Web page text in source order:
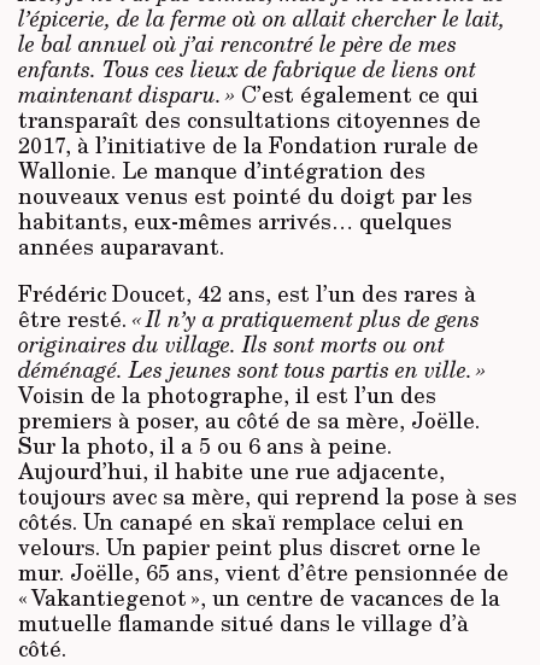
l’épicerie, de la ferme où on allait chercher le lait,
le bal annuel où j’ai rencontré le père de mes
enfants. Tous ces lieux de fabrique de liens ont
maintenant disparu. » C’est également ce qui
transparaît des consultations citoyennes de
2017, à l’initiative de la Fondation rurale de
Wallonie. Le manque d’intégration des
nouveaux venus est pointé du doigt par les
habitants, eux-mêmes arrivés… quelques
années auparavant.
Frédéric Doucet, 42 ans, est l’un des rares à
être resté. « Il n’y a pratiquement plus de gens
originaires du village. Ils sont morts ou ont
déménagé. Les jeunes sont tous partis en ville. »
Voisin de la photographe, il est l’un des
premiers à poser, au côté de sa mère, Joëlle.
Sur la photo, il a 5 ou 6 ans à peine.
Aujourd’hui, il habite une rue adjacente,
toujours avec sa mère, qui reprend la pose à ses
côtés. Un canapé en skaï remplace celui en
velours. Un papier peint plus discret orne le
mur. Joëlle, 65 ans, vient d’être pensionnée de
« Vakantiegenot », un centre de vacances de la
mutuelle flamande situé dans le village d’à
côté.